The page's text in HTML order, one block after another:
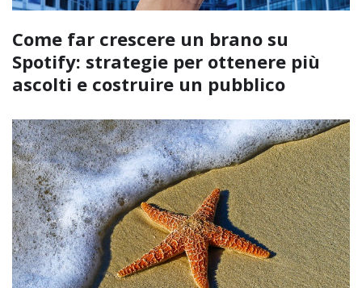
Come far crescere un brano su
Spotify: strategie per ottenere più
ascolti e costruire un pubblico